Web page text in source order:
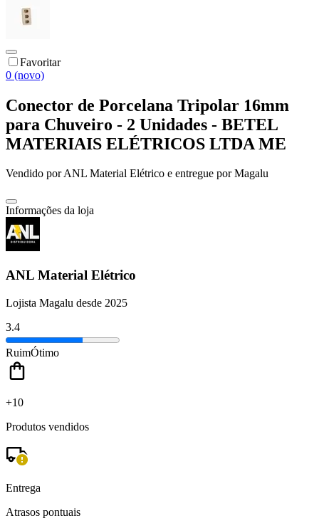
Favoritar
0 (novo)
Conector de Porcelana Tripolar 16mm
para Chuveiro - 2 Unidades - BETEL
MATERIAIS ELÉTRICOS LTDA ME
Vendido porANL Material Elétrico e entregue por Magalu
Informações da loja
ANL Material Elétrico
Lojista Magalu desde 2025
3.4
RuimÓtimo
+10
Produtos vendidos
Entrega
Atrasos pontuais